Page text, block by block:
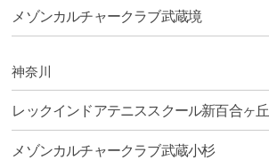
メゾンカルチャークラブ武蔵境
神奈川
レックインドアテニススクール新百合ヶ丘
メゾンカルチャークラブ武蔵小杉